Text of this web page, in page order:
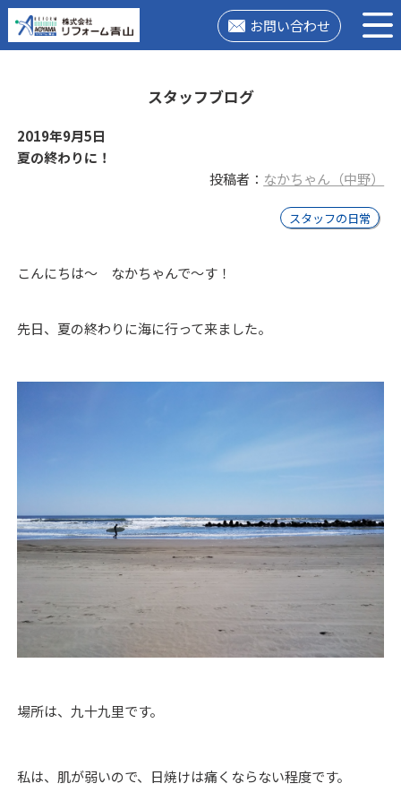
お問い合わせ
スタッフブログ
2019年9月5日
夏の終わりに！
投稿者： なかちゃん（中野）
スタッフの日常
こんにちは～ なかちゃんで～す！
先日、夏の終わりに海に行って来ました。
場所は、九十九里です。
私は、肌が弱いので、日焼けは痛くならない程度です。